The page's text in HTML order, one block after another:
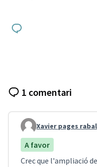
1 comentari
Comentari 5213
Xavier pages rabal
A favor
Crec que l'ampliació